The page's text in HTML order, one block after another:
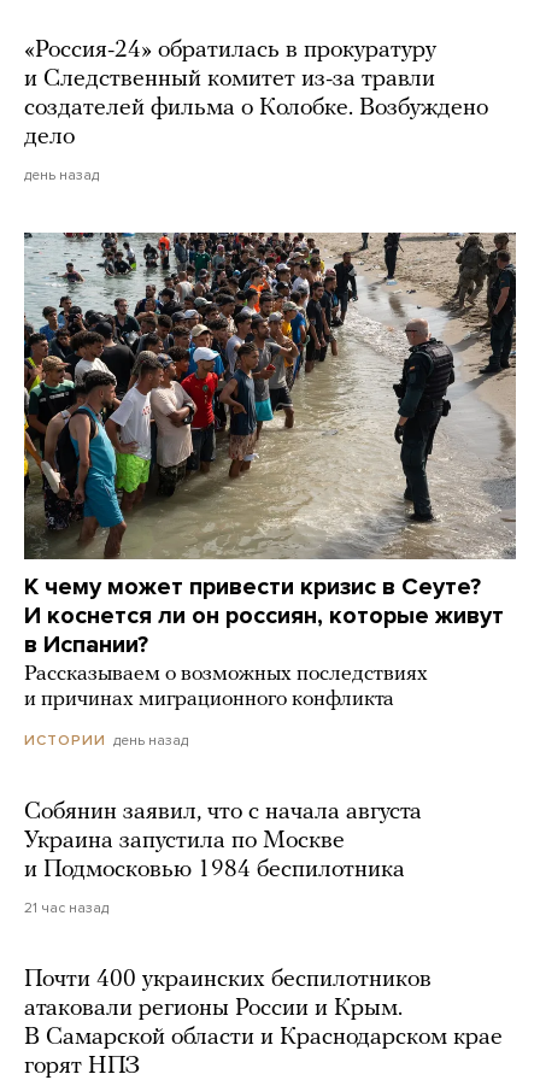
«Россия-24» обратилась в прокуратуру
и Следственный комитет из-за травли
создателей фильма о Колобке. Возбуждено
дело
день назад
К чему может привести кризис в Сеуте?
И коснется ли он россиян, которые живут
в Испании?
Рассказываем о возможных последствиях
и причинах миграционного конфликта
ИСТОРИИ день назад
Собянин заявил, что с начала августа
Украина запустила по Москве
и Подмосковью 1984 беспилотника
21 час назад
Почти 400 украинских беспилотников
атаковали регионы России и Крым.
В Самарской области и Краснодарском крае
горят НПЗ